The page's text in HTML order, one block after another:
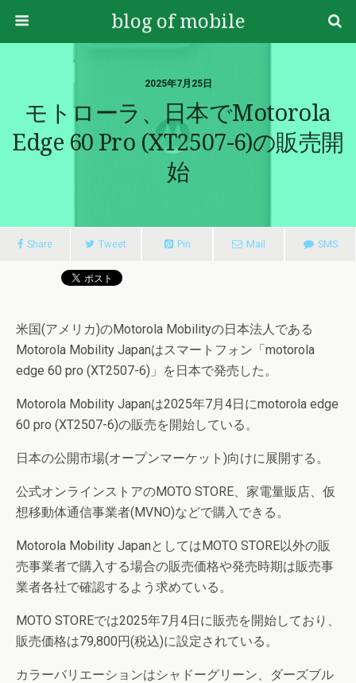
blog of mobile
2025年7月25日
モトローラ、日本でmotorola
Edge 60 Pro (XT2507-6)の販売開
始
Share Tweet Pin Mail SMS
米国(アメリカ)のMotorola Mobilityの日本法人である
Motorola Mobility Japanはスマートフォン「motorola
edge 60 pro (XT2507-6)」を日本で発売した。
Motorola Mobility Japanは2025年7月4日にmotorola edge
60 pro (XT2507-6)の販売を開始している。
日本の公開市場(オープンマーケット)向けに展開する。
公式オンラインストアのMOTO STORE、家電量販店、仮
想移動体通信事業者(MVNO)などで購入できる。
Motorola Mobility JapanとしてはMOTO STORE以外の販
売事業者で購入する場合の販売価格や発売時期は販売事
業者各社で確認するよう求めている。
MOTO STOREでは2025年7月4日に販売を開始しており、
販売価格は79,800円(税込)に設定されている。
カラーバリエーションはシャドーグリーン、ダーズブル